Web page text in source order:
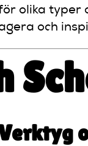
olika typer
och